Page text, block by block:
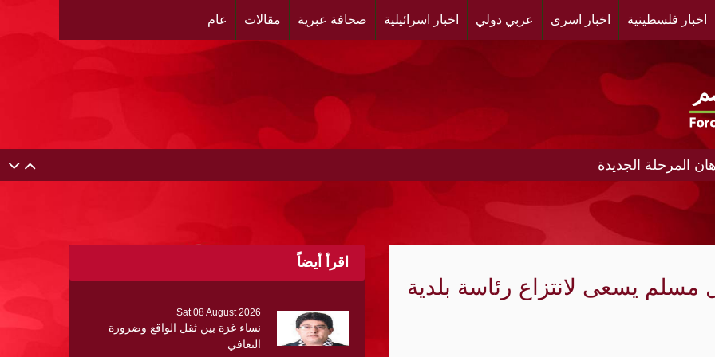
اخبار فلسطينية اخبار اسرى عربي دولي اخبار اسرائيلية صحافة عبرية مقالات عام
المرحلة الجديدة
إلى نظام أمني متعدد الأقطاب؟
يسعى لانتزاع رئاسة بلدية
اقرأ أيضاً
Sat 08 August 2026
نساء غزة بين ثقل الواقع وضرورة
التعافي